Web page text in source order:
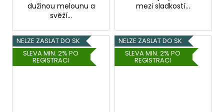
dužinou melounu a
svěží...
mezi sladkostí...
NELZE ZASLAT DO SK
SLEVA MIN. 2% PO
REGISTRACI
NELZE ZASLAT DO SK
SLEVA MIN. 2% PO
REGISTRACI